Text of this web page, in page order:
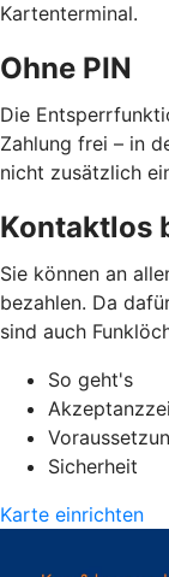
Kartenterminal.
Ohne PIN
Die
Zahlung frei – in
nicht zusätzlich
Kontaktlos
Sie können an
bezahlen. Da
sind auch
So geht's
Sicherheit
Karte einrichten